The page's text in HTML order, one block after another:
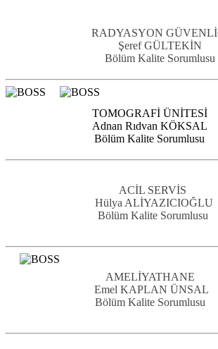
RADYASYON
Şeref GÜLTEKİN
Bölüm Kalite Sorumlusu
TOMOGRAFİ ÜNİTESİ
Adnan Rıdvan KÖKSAL
Bölüm Kalite Sorumlusu
ACİL SERVİS
Hülya ALİYAZICIOĞLU
Bölüm Kalite Sorumlusu
AMELİYATHANE
Emel KAPLAN ÜNSAL
Bölüm Kalite Sorumlusu